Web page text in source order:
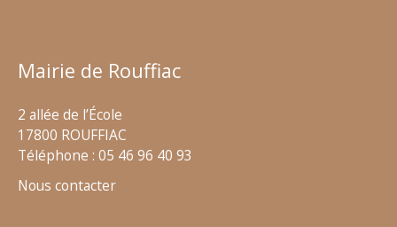
Mairie de Rouffiac
2 allée de l’École
17800 ROUFFIAC
Téléphone : 05 46 96 40 93
Nous contacter